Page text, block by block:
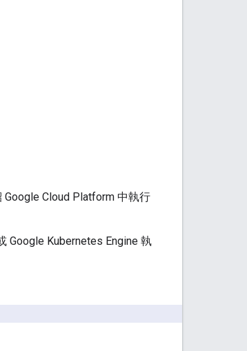
Cloud Platform 中執行
Google Kubernetes Engine 執